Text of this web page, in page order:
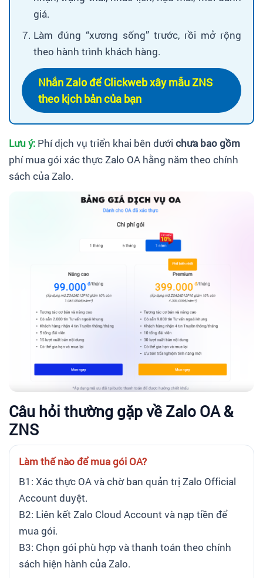
giá.
Làm đúng “xương sống” trước, rồi mở rộng
theo hành trình khách hàng.
Nhắn Zalo để Clickweb xây mẫu ZNS
theo kịch bản của bạn
Lưu ý: Phí dịch vụ triển khai bên dưới chưa bao gồm
phí mua gói xác thực Zalo OA hằng năm theo chính
sách của Zalo.
Câu hỏi thường gặp về Zalo OA &
ZNS
Làm thế nào để mua gói OA?
B1: Xác thực OA và chờ ban quản trị Zalo Official
Account duyệt.
B2: Liên kết Zalo Cloud Account và nạp tiền để
mua gói.
B3: Chọn gói phù hợp và thanh toán theo chính
sách hiện hành của Zalo.